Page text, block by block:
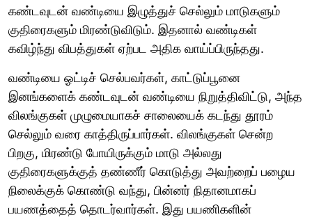
கண்டவுடன் வண்டியை இழுத்துச் செல்லும் மாடுகளும்
குதிரைகளும் மிரண்டுவிடும். இதனால் வண்டிகள்
கவிழ்ந்து விபத்துகள் ஏற்பட அதிக வாய்ப்பிருந்தது.
வண்டியை ஓட்டிச் செல்பவர்கள், காட்டுப்பூனை
இனங்களைக் கண்டவுடன் வண்டியை நிறுத்திவிட்டு, அந்த
விலங்குகள் முழுமையாகச் சாலையைக் கடந்து தூரம்
செல்லும் வரை காத்திருப்பார்கள். விலங்குகள் சென்ற
பிறகு, மிரண்டு போயிருக்கும் மாடு அல்லது
குதிரைகளுக்குத் தண்ணீர் கொடுத்து அவற்றைப் பழைய
நிலைக்குக் கொண்டு வந்து, பின்னர் நிதானமாகப்
பயணத்தைத் தொடர்வார்கள். இது பயணிகளின்